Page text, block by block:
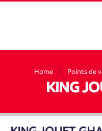
Home Points de
KING